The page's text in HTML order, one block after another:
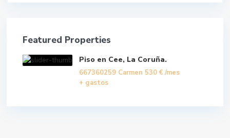
Featured Properties
Piso en Cee, La Coruña.
667360259 Carmen 530 € /mes
+ gastos